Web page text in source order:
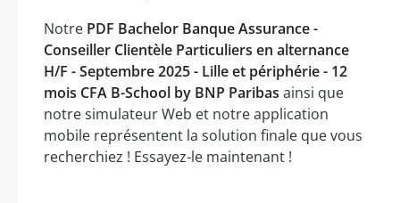
Notre PDF Bachelor Banque Assurance -
Conseiller Clientèle Particuliers en alternance
H/F - Septembre 2025 - Lille et périphérie - 12
mois CFA B-School by BNP Paribas ainsi que
notre simulateur Web et notre application
mobile représentent la solution finale que vous
recherchiez ! Essayez-le maintenant !